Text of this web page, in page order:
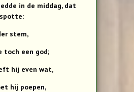
in de middag, dat
stem,
toch een god;
hij even wat,
hij poepen,